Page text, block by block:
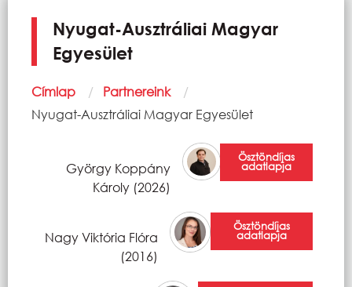
Nyugat-Ausztráliai Magyar
Egyesület
Morzsa
Címlap
Partnereink
Current:
Nyugat-Ausztráliai Magyar Egyesület
György Koppány
Károly (2026)
Ösztöndíjas
adatlapja
Nagy Viktória Flóra
(2016)
Ösztöndíjas
adatlapja